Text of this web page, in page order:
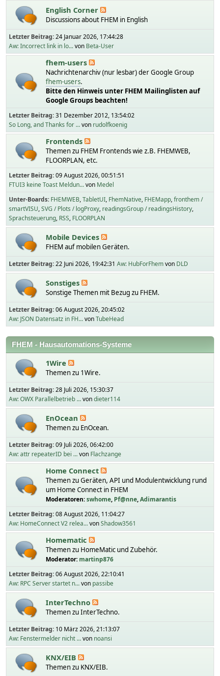
English Corner
Discussions about FHEM in English
Letzter Beitrag:24 Januar 2026, 17:44:28
Aw: Incorrect link in lo...von Beta-User
fhem-users
Nachrichtenarchiv (nur lesbar) der Google Group
fhem-users.
Bitte den Hinweis unter FHEM Mailinglisten auf
Google Groups beachten!
Letzter Beitrag:31 Dezember 2012, 13:54:02
So Long, and Thanks for ...von rudolfkoenig
Frontends
Themen zu FHEM Frontends wie z.B. FHEMWEB,
FLOORPLAN, etc.
Letzter Beitrag:09 August 2026, 00:51:51
FTUI3 keine Toast Meldun...von Medel
Unter-Boards FHEMWEB TabletUI FhemNative FHEMapp fronthem /
smartVISU SVG / Plots / logProxy readingsGroup / readingsHistory
Sprachsteuerung RSS FLOORPLAN
Mobile Devices
FHEM auf mobilen Geräten.
Letzter Beitrag:22 Juni 2026, 19:42:31 Aw: HubForFhemvon DLD
Sonstiges
Sonstige Themen mit Bezug zu FHEM.
Letzter Beitrag:06 August 2026, 20:45:02
Aw: JSON Datensatz in FH...vonTubeHead
FHEM - Hausautomations-Systeme
1Wire
Themen zu 1Wire.
Letzter Beitrag:28 Juli 2026, 15:30:37
Aw: OWX Parallelbetrieb ...vondieter114
EnOcean
Themen zu EnOcean.
Letzter Beitrag:09 Juli 2026, 06:42:00
Aw: attr repeaterID bei ...von Flachzange
Home Connect
Themen zu Geräten, API und Modulentwicklung rund
um Home Connect in FHEM
Moderatoren:swhome, Pf@nne,Adimarantis
Letzter Beitrag:08 August 2026, 11:04:27
Aw: HomeConnect V2 relea...vonShadow3561
Homematic
Themen zu HomeMatic und Zubehör.
Moderator: martinp876
Letzter Beitrag:06 August 2026, 22:10:41
Aw: RPC Server startet n...von passibe
InterTechno
Themen zu InterTechno.
Letzter Beitrag: 10 März 2026, 21:13:07
Aw: Fenstermelder nicht ...von noansi
KNX/EIB
Themen zu KNX/EIB.